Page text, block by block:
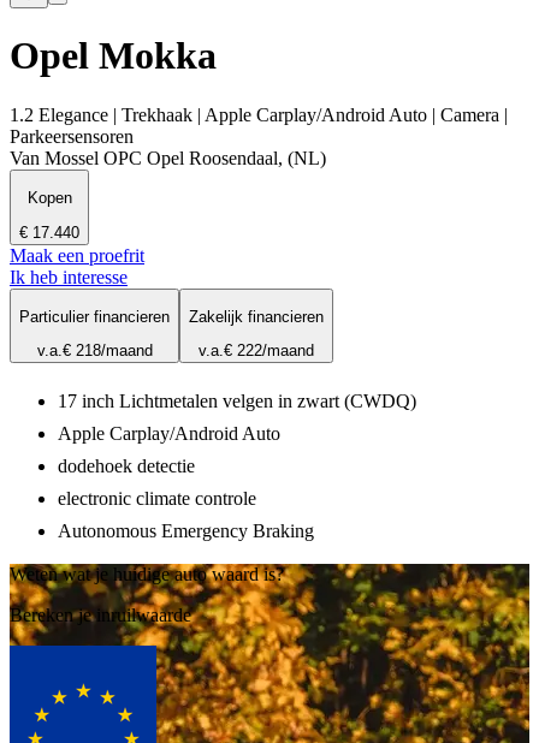
Opel Mokka
1.2 Elegance | Trekhaak | Apple Carplay/Android Auto | Camera |
Parkeersensoren
Van Mossel OPC Opel Roosendaal, (NL)
Kopen
€ 17.440
Maak een proefrit
Ik heb interesse
Particulier financieren
v.a.€ 218/maand
Zakelijk financieren
v.a.€ 222/maand
17 inch Lichtmetalen velgen in zwart (CWDQ)
Apple Carplay/Android Auto
dodehoek detectie
electronic climate controle
Autonomous Emergency Braking
Weten wat je huidige auto waard is?
Bereken je inruilwaarde